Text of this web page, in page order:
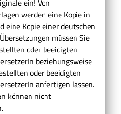
ein! Von
werden eine Kopie in
eine Kopie einer deutschen
müssen Sie
oder beeidigten
beziehungsweise
oder beeidigten
anfertigen lassen.
können nicht